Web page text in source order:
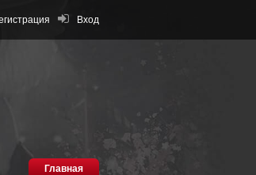
Вход
Главная